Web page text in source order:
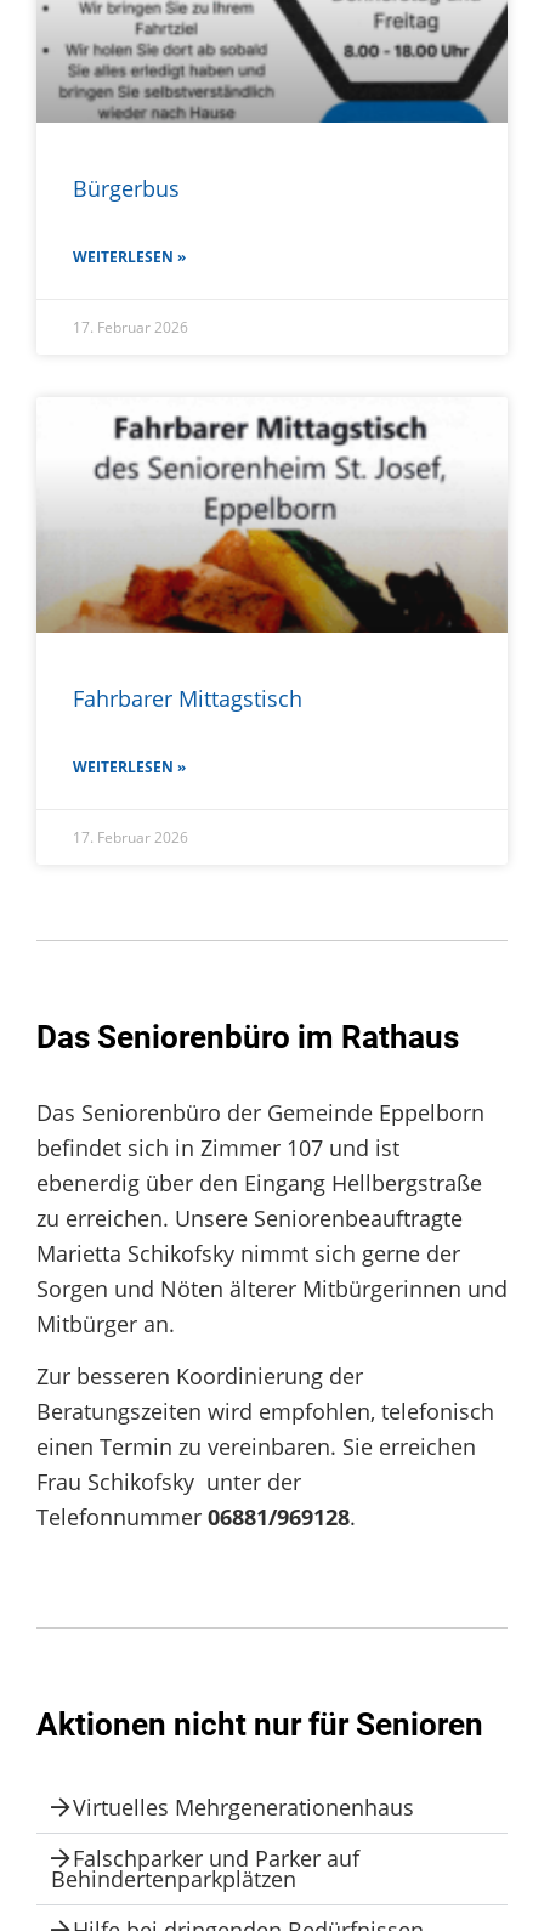
Bürgerbus
WEITERLESEN »
17. Februar 2026
Fahrbarer Mittagstisch
WEITERLESEN »
17. Februar 2026
Das Seniorenbüro im Rathaus
Das Seniorenbüro der Gemeinde Eppelborn
befindet sich in Zimmer 107 und ist
ebenerdig über den Eingang Hellbergstraße
zu erreichen. Unsere Seniorenbeauftragte
Marietta Schikofsky nimmt sich gerne der
Sorgen und Nöten älterer Mitbürgerinnen und
Mitbürger an.
Zur besseren Koordinierung der
Beratungszeiten wird empfohlen, telefonisch
einen Termin zu vereinbaren. Sie erreichen
Frau Schikofsky unter der
Telefonnummer 06881/969128.
Aktionen nicht nur für Senioren
Virtuelles Mehrgenerationenhaus
Falschparker und Parker auf
Behindertenparkplätzen